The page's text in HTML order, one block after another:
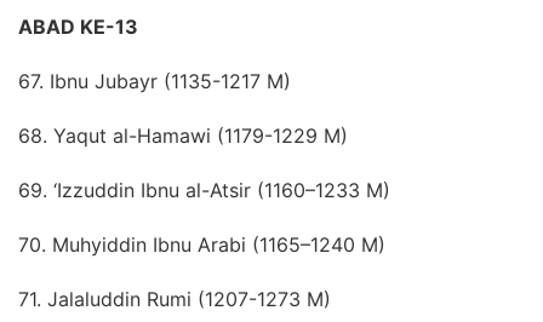
ABAD KE-13
67. Ibnu Jubayr (1135-1217 M)
68. Yaqut al-Hamawi (1179-1229 M)
69. ‘Izzuddin Ibnu al-Atsir (1160–1233 M)
70. Muhyiddin Ibnu Arabi (1165–1240 M)
71. Jalaluddin Rumi (1207-1273 M)